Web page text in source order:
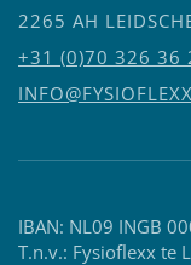
2265 AH
+31 (0)70 326 36
IBAN: NL09 INGB
T.n.v.: Fysioflexx te